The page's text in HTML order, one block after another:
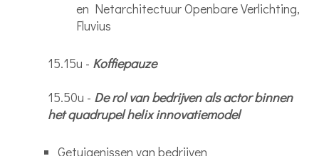
en Netarchitectuur Openbare Verlichting,
Fluvius
15.15u - Koffiepauze
15.50u - De rol van bedrijven als actor binnen
het quadrupel helix innovatiemodel
Getuigenissen van bedrijven